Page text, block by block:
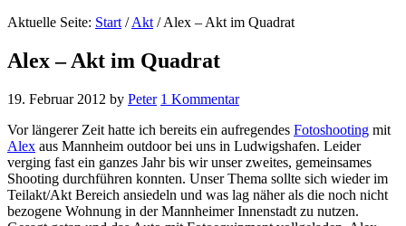
Aktuelle Seite: Start / Akt /Alex – Akt im Quadrat
Alex – Akt im Quadrat
19. Februar 2012 by Peter 1 Kommentar
Vor längerer Zeit hatte ich bereits ein aufregendes Fotoshooting mit
Alex aus Mannheim outdoor bei uns in Ludwigshafen. Leider
verging fast ein ganzes Jahr bis wir unser zweites, gemeinsames
Shooting durchführen konnten. Unser Thema sollte sich wieder im
Teilakt/Akt Bereich ansiedeln und was lag näher als die noch nicht
bezogene Wohnung in der Mannheimer Innenstadt zu nutzen.